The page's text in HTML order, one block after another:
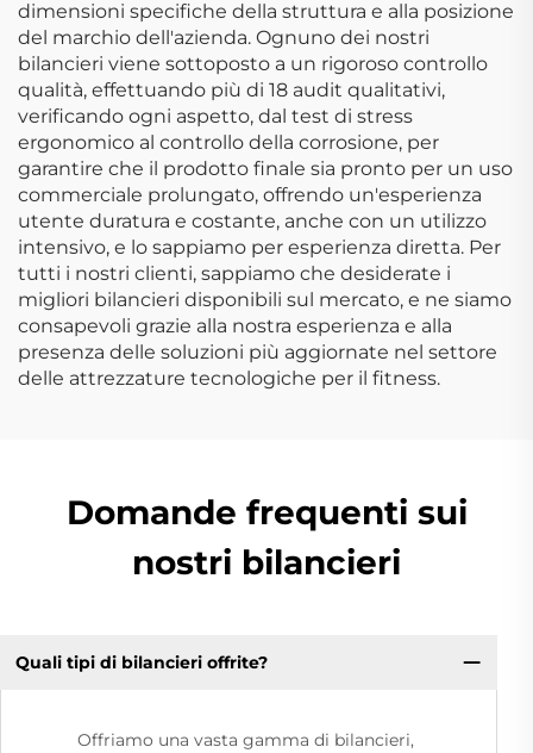
dimensioni specifiche della struttura e alla posizione
del marchio dell'azienda. Ognuno dei nostri
bilancieri viene sottoposto a un rigoroso controllo
qualità, effettuando più di 18 audit qualitativi,
verificando ogni aspetto, dal test di stress
ergonomico al controllo della corrosione, per
garantire che il prodotto finale sia pronto per un uso
commerciale prolungato, offrendo un'esperienza
utente duratura e costante, anche con un utilizzo
intensivo, e lo sappiamo per esperienza diretta. Per
tutti i nostri clienti, sappiamo che desiderate i
migliori bilancieri disponibili sul mercato, e ne siamo
consapevoli grazie alla nostra esperienza e alla
presenza delle soluzioni più aggiornate nel settore
delle attrezzature tecnologiche per il fitness.
Domande frequenti sui
nostri bilancieri
Quali tipi di bilancieri offrite?
Offriamo una vasta gamma di bilancieri,